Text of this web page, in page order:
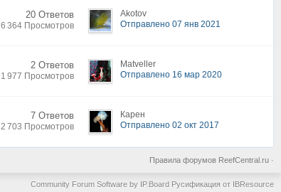
20 Ответов
6 364 Просмотров
Akotov
Отправлено 07 янв 2021
2 Ответов
1 977 Просмотров
Matveller
Отправлено 16 мар 2020
7 Ответов
2 703 Просмотров
Карен
Отправлено 02 окт 2017
Правила форумов ReefCentral.ru ·
Community Forum Software by IP.Board Русификация от IBResource